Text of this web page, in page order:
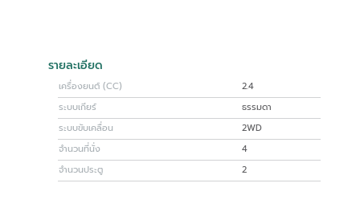
รายละเอียด
เครื่องยนต์ (CC)
2.4
ระบบเกียร์
ธรรมดา
ระบบขับเคลื่อน
2WD
จำนวนที่นั่ง
4
จำนวนประตู
2